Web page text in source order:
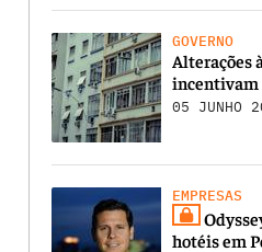
GOVERNO
Alterações
incentivam
05 JUNHO
EMPRESAS
hotéis em